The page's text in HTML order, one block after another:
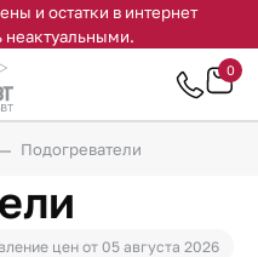
и остатки в интернет
неактуальными.
0
Подогреватели
цен от05 августа 2026